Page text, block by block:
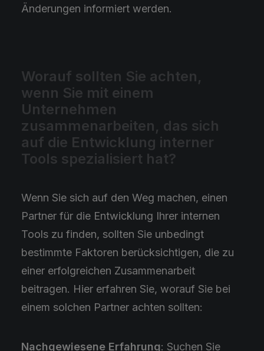
Änderungen informiert werden.
Worauf sollten Sie achten,
wenn Sie mit einem
Unternehmen
zusammenarbeiten, das sich
auf die Entwicklung interner
Tools spezialisiert hat?
Wenn Sie sich auf den Weg machen, einen
Partner für die Entwicklung Ihrer internen
Tools zu finden, sollten Sie unbedingt
bestimmte Faktoren berücksichtigen, die zu
einer erfolgreichen Zusammenarbeit
beitragen. Hier erfahren Sie, worauf Sie bei
einem solchen Partner achten sollten:
Nachgewiesene Erfahrung: Suchen Sie